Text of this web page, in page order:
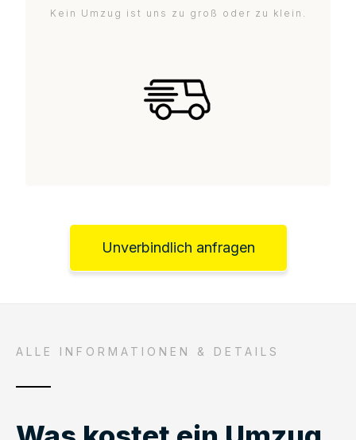
Kein Umzug ist uns zu groß oder zu klein.
Unverbindlich anfragen
ALLE INFORMATIONEN & DETAILS